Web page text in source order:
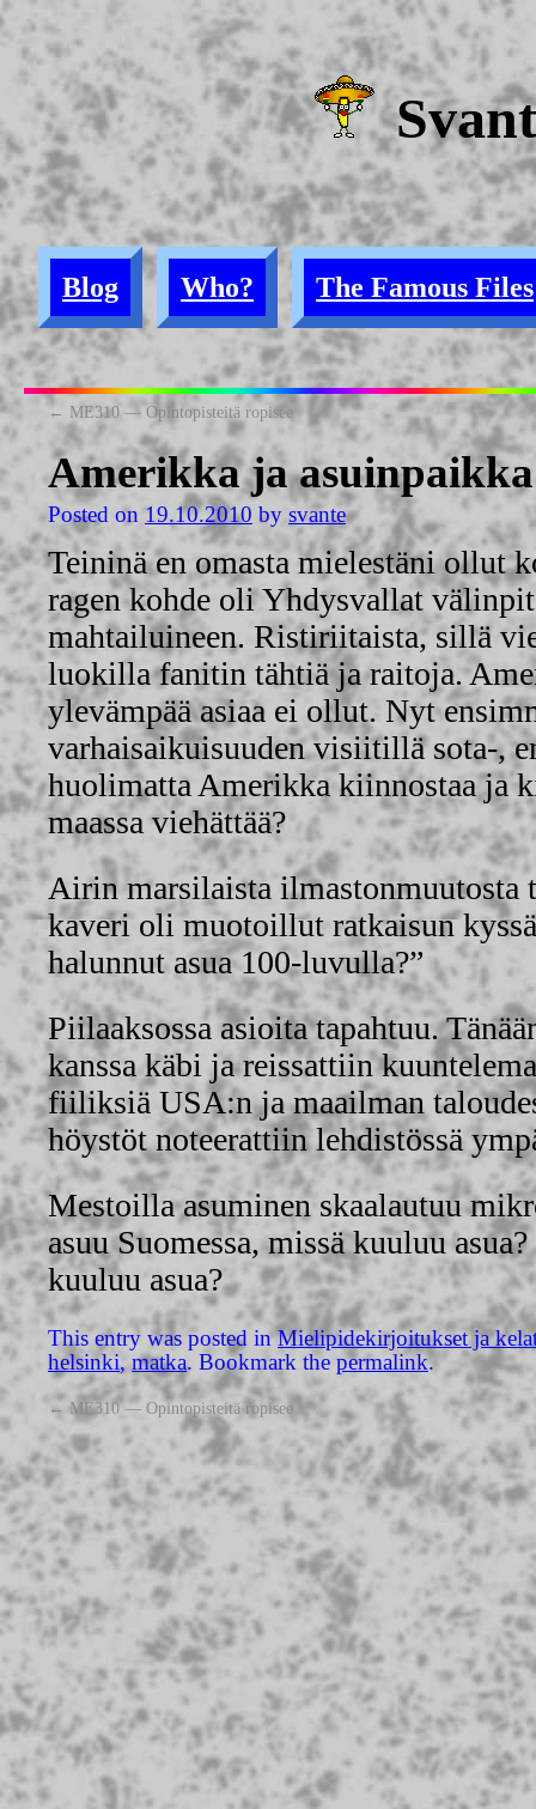
Blog Who? The Famous Files
← ME310 — Opintopisteitä ropisee
Amerikka ja asuinpaikka
Posted on 19.10.2010 by svante
Teininä en omasta mielestäni ollut
ragen kohde oli Yhdysvallat
mahtailuineen. Ristiriitaista, sillä
luokilla fanitin tähtiä ja raitoja.
ylevämpää asiaa ei ollut. Nyt
varhaisaikuisuuden visiitillä sota-,
huolimatta Amerikka kiinnostaa ja
maassa viehättää?
Airin marsilaista ilmastonmuutosta
kaveri oli muotoillut ratkaisun
halunnut asua 100-luvulla?”
Piilaaksossa asioita tapahtuu.
kanssa käbi ja reissattiin
fiiliksiä USA:n ja maailman
höystöt noteerattiin lehdistössä
Mestoilla asuminen skaalautuu
asuu Suomessa, missä kuuluu
kuuluu asua?
This entry was posted inMielipidekirjoitukset ja
helsinki, matka. Bookmark the permalink.
← ME310 — Opintopisteitä ropisee